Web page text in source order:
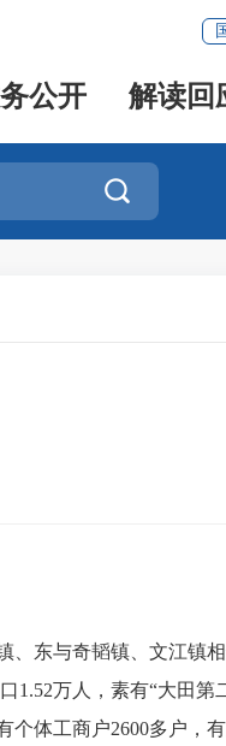
公开 解读回

东与奇韬镇、文江镇
万人，素有“大田第
个体工商户2600多户，